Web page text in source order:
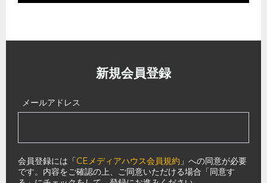
新規会員登録
メールアドレス
会員登録には「CEメディアハウス会員規約 」への同意が必要
です。内容をご確認の上、ご同意いただける場合「同意す